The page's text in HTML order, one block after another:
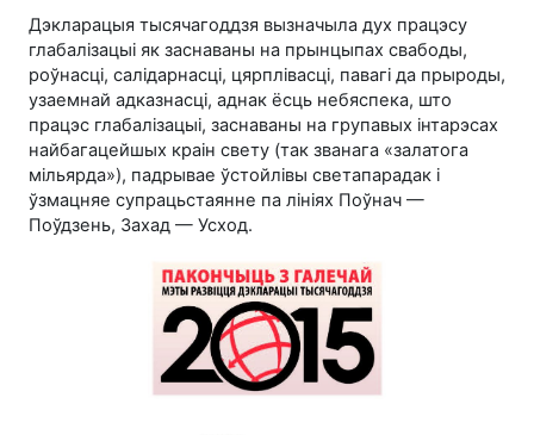
Дэкларацыя тысячагоддзя вызначыла дух працэсу
глабалізацыі як заснаваны на прынцыпах свабоды,
роўнасці, салідарнасці, цярплівасці, павагі да прыроды,
узаемнай адказнасці, аднак ёсць небяспека, што
працэс глабалізацыі, заснаваны на групавых інтарэсах
найбагацейшых краін свету (так званага «залатога
мільярда»), падрывае ўстойлівы светапарадак і
ўзмацняе супрацьстаянне па лініях Поўнач —
Поўдзень, Захад — Усход.